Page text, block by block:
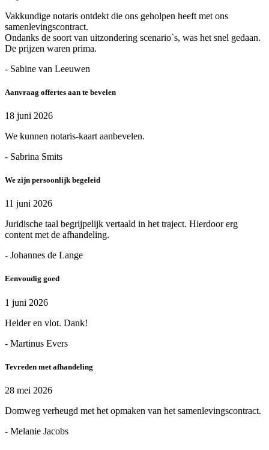
Vakkundige notaris ontdekt die ons geholpen heeft met ons
samenlevingscontract.
Ondanks de soort van uitzondering scenario`s, was het snel gedaan.
De prijzen waren prima.
- Sabine van Leeuwen
Aanvraag offertes aan te bevelen
18 juni 2026
We kunnen notaris-kaart aanbevelen.
- Sabrina Smits
We zijn persoonlijk begeleid
11 juni 2026
Juridische taal begrijpelijk vertaald in het traject. Hierdoor erg
content met de afhandeling.
- Johannes de Lange
Eenvoudig goed
1 juni 2026
Helder en vlot. Dank!
- Martinus Evers
Tevreden met afhandeling
28 mei 2026
Domweg verheugd met het opmaken van het samenlevingscontract.
- Melanie Jacobs